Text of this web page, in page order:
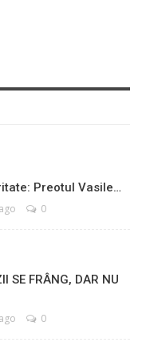
Preotul Vasile…
0
FRÂNG, DAR NU
0